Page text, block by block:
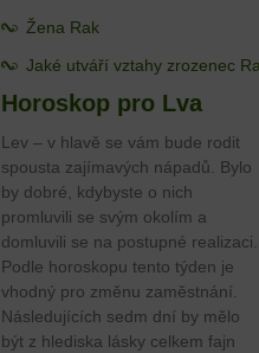
Žena Rak
Jaké utváří vztahy zrozenec
Horoskop pro Lva
Lev – v hlavě se vám bude rodit
spousta zajímavých nápadů. Bylo
by dobré, kdybyste o nich
promluvili se svým okolím a
domluvili se na postupné realizaci.
Podle horoskopu tento týden je
vhodný pro změnu zaměstnání.
Následujících sedm dní by mělo
být z hlediska lásky celkem fajn